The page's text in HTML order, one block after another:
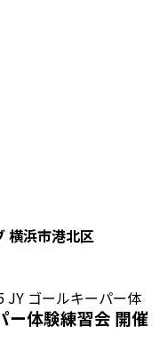
横浜市港北区
JY ゴールキーパー体
ー体験練習会 開催